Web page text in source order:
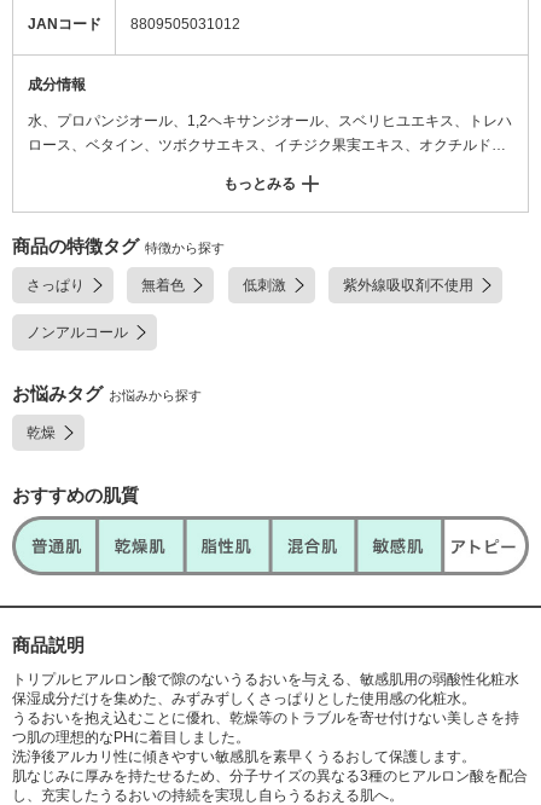
JANコード 8809505031012
成分情報
水、プロパンジオール、1,2ヘキサンジオール、スベリヒユエキス、トレハ
ロース、ベタイン、ツボクサエキス、イチジク果実エキス、オクチルドデ
セイヨウネズ果実エキス、クエン酸Na、リョクトウ種子エキス、ドクダミ
エキス、エチルヘキシルグリセリン、クエン酸、EDTA-2Na、香料、水添
レシチン、セラミドNP、ヒアルロン酸Na、加水分解ヒアルロン酸、アセ
チルヒアルロン酸Na
もっとみる
商品の特徴タグ 特徴から探す
さっぱり 無着色 低刺激 紫外線吸収剤不使用
ノンアルコール
お悩みタグ お悩みから探す
乾燥
おすすめの肌質
商品説明
トリプルヒアルロン酸で隙のないうるおいを与える、敏感肌用の弱酸性化粧水
保湿成分だけを集めた、みずみずしくさっぱりとした使用感の化粧水。
うるおいを抱え込むことに優れ、乾燥等のトラブルを寄せ付けない美しさを持
つ肌の理想的なPHに着目しました。
洗浄後アルカリ性に傾きやすい敏感肌を素早くうるおして保護します。
肌なじみに厚みを持たせるため、分子サイズの異なる3種のヒアルロン酸を配合
し、充実したうるおいの持続を実現し自らうるおえる肌へ。